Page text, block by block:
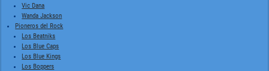
Vic Dana
Wanda Jackson
Pioneros del Rock
Los Beatniks
Los Blue Caps
Los Blue Kings
Los Boppers